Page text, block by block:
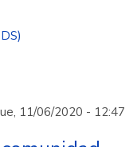
11/06/2020 - 12:47